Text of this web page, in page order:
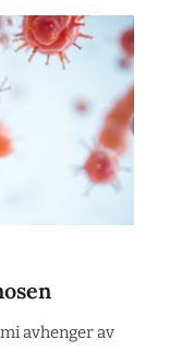
avhenger av